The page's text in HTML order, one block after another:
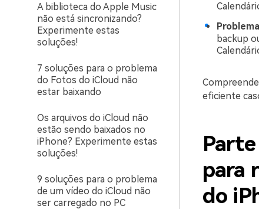
A biblioteca do Apple Music
não está sincronizando?
Experimente estas
soluções!
7 soluções para o problema
do Fotos do iCloud não
estar baixando
Os arquivos do iCloud não
estão sendo baixados no
iPhone? Experimente estas
soluções!
9 soluções para o problema
de um vídeo do iCloud não
ser carregado no PC
backup
eficiente
para
do